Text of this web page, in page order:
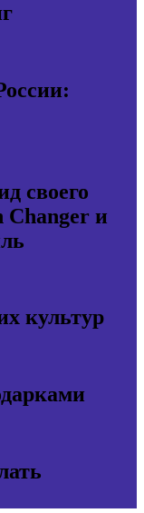
своего
Changer и
культур